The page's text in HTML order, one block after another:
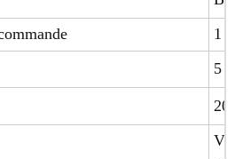
1
5